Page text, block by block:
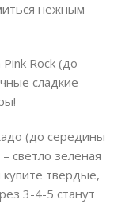
нежным
Rock (до
сладкие
(до середины
светло зеленая
купите твердые,
3-4-5 станут